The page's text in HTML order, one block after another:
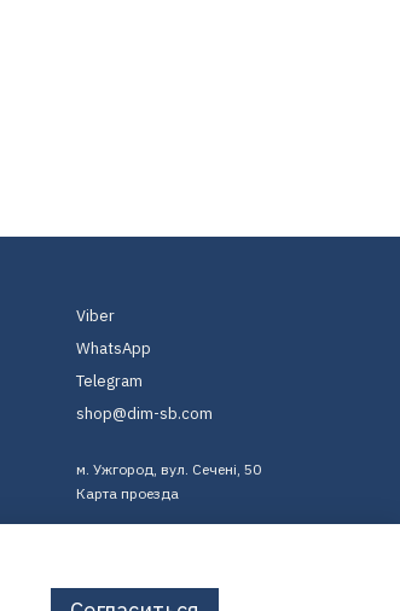
Viber
WhatsApp
Telegram
shop@dim-sb.com
м. Ужгород, вул. Сечені, 50
Карта проезда